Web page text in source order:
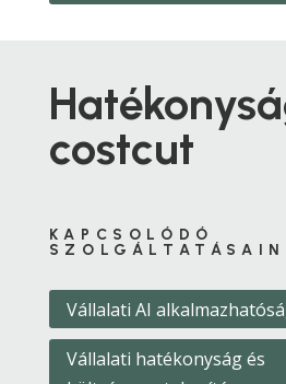
costcut
KAPCSOLÓDÓ
Vállalati AI
Vállalati hatékonyság és